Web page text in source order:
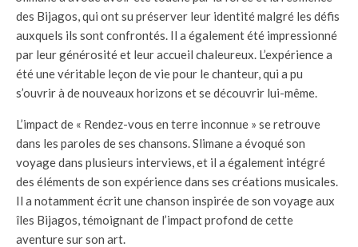
des Bijagos, qui ont su préserver leur identité malgré les défis
auxquels ils sont confrontés. Il a également été impressionné
par leur générosité et leur accueil chaleureux. L’expérience a
été une véritable leçon de vie pour le chanteur, qui a pu
s’ouvrir à de nouveaux horizons et se découvrir lui-même.
L’impact de « Rendez-vous en terre inconnue » se retrouve
dans les paroles de ses chansons. Slimane a évoqué son
voyage dans plusieurs interviews, et il a également intégré
des éléments de son expérience dans ses créations musicales.
Il a notamment écrit une chanson inspirée de son voyage aux
îles Bijagos, témoignant de l’impact profond de cette
aventure sur son art.